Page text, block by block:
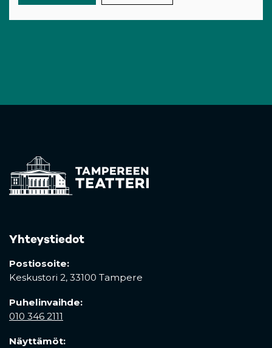
Yhteystiedot
Postiosoite:
Keskustori 2, 33100 Tampere
Puhelinvaihde:
010 346 2111
Näyttämöt: